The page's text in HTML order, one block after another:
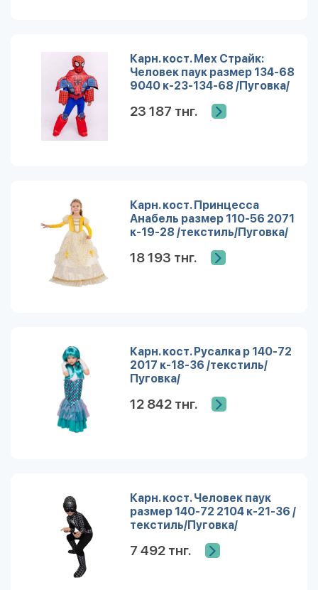
Карн. кост. Мех Страйк:
Человек паук размер 134-68
9040 к-23-134-68 /Пуговка/
23 187 тнг.
Карн. кост. Принцесса
Анабель размер 110-56 2071
к-19-28 /текстиль/Пуговка/
18 193 тнг.
Карн. кост. Русалка р 140-72
2017 к-18-36 /текстиль/
Пуговка/
12 842 тнг.
Карн. кост. Человек паук
размер 140-72 2104 к-21-36 /
текстиль/Пуговка/
7 492 тнг.